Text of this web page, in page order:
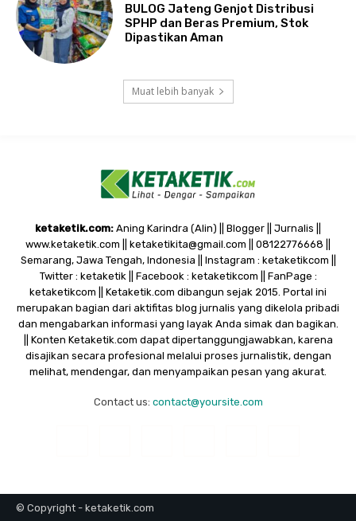
BULOG Jateng Genjot Distribusi
SPHP dan Beras Premium, Stok
Dipastikan Aman
Muat lebih banyak
ketaketik.com: Aning Karindra (Alin) || Blogger || Jurnalis ||
www.ketaketik.com || ketaketikita@gmail.com || 08122776668 ||
Semarang, Jawa Tengah, Indonesia || Instagram : ketaketikcom ||
Twitter : ketaketik || Facebook : ketaketikcom || FanPage :
ketaketikcom || Ketaketik.com dibangun sejak 2015. Portal ini
merupakan bagian dari aktifitas blog jurnalis yang dikelola pribadi
dan mengabarkan informasi yang layak Anda simak dan bagikan.
|| Konten Ketaketik.com dapat dipertanggungjawabkan, karena
disajikan secara profesional melalui proses jurnalistik, dengan
melihat, mendengar, dan menyampaikan pesan yang akurat.
Contact us: contact@yoursite.com
© Copyright - ketaketik.com